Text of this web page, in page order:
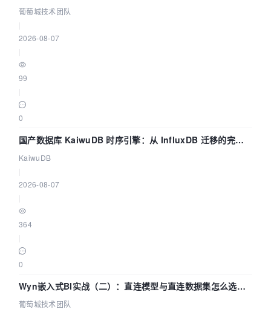
数联动全闭环
葡萄城技术团队
2026-08-07
99
0
国产数据库 KaiwuDB 时序引擎：从 InfluxDB 迁移的完整
技术路径
KaiwuDB
2026-08-07
364
0
Wyn嵌入式BI实战（二）：直连模型与直连数据集怎么选，
参数为什么不生效？| 葡萄城技术团队
葡萄城技术团队